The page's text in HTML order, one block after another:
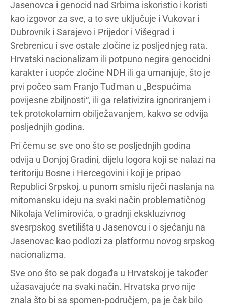
Jasenovca i genocid nad Srbima iskoristio i koristi
kao izgovor za sve, a to sve uključuje i Vukovar i
Dubrovnik i Sarajevo i Prijedor i Višegrad i
Srebrenicu i sve ostale zločine iz posljednjeg rata.
Hrvatski nacionalizam ili potpuno negira genocidni
karakter i uopće zločine NDH ili ga umanjuje, što je
prvi počeo sam Franjo Tuđman u „Bespućima
povijesne zbiljnosti“, ili ga relativizira ignoriranjem i
tek protokolarnim obilježavanjem, kakvo se odvija
posljednjih godina.
Pri čemu se sve ono što se posljednjih godina
odvija u Donjoj Gradini, dijelu logora koji se nalazi na
teritoriju Bosne i Hercegovini i koji je pripao
Republici Srpskoj, u punom smislu riječi naslanja na
mitomansku ideju na svaki način problematičnog
Nikolaja Velimirovića, o gradnji ekskluzivnog
svesrpskog svetilišta u Jasenovcu i o sjećanju na
Jasenovac kao podlozi za platformu novog srpskog
nacionalizma.
Sve ono što se pak događa u Hrvatskoj je također
užasavajuće na svaki način. Hrvatska prvo nije
znala što bi sa spomen-područjem, pa je čak bilo